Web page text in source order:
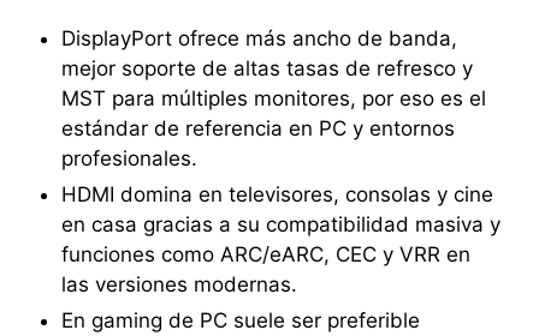
DisplayPort ofrece más ancho de banda,
mejor soporte de altas tasas de refresco y
MST para múltiples monitores, por eso es el
estándar de referencia en PC y entornos
profesionales.
HDMI domina en televisores, consolas y cine
en casa gracias a su compatibilidad masiva y
funciones como ARC/eARC, CEC y VRR en
las versiones modernas.
En gaming de PC suele ser preferible